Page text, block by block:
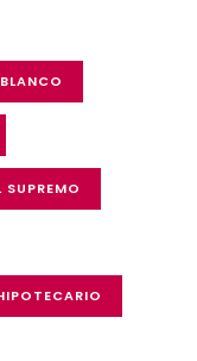
SUPREMO